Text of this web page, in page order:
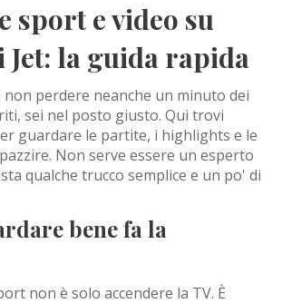
sport e video su
Jet: la guida rapida
non perdere neanche un minuto dei
sei nel posto giusto. Qui trovi
guardare le partite, i highlights e le
Non serve essere un esperto
qualche trucco semplice e un po' di
bene fa la
non è solo accendere la TV. È